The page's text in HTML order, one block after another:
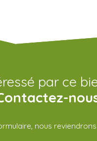
par ce
nous